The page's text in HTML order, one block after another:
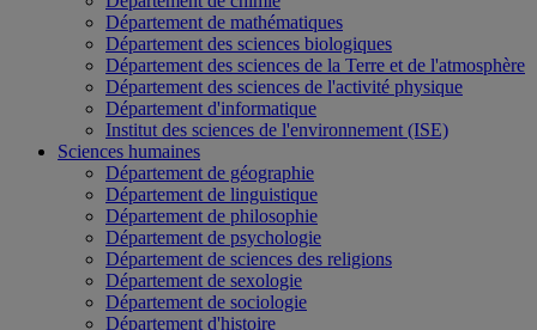
Département de mathématiques
Département des sciences biologiques
Département des sciences de la Terre et de l'atmosphère
Département des sciences de l'activité physique
Département d'informatique
Institut des sciences de l'environnement (ISE)
Sciences humaines
Département de géographie
Département de linguistique
Département de philosophie
Département de psychologie
Département de sciences des religions
Département de sexologie
Département de sociologie
Département d'histoire